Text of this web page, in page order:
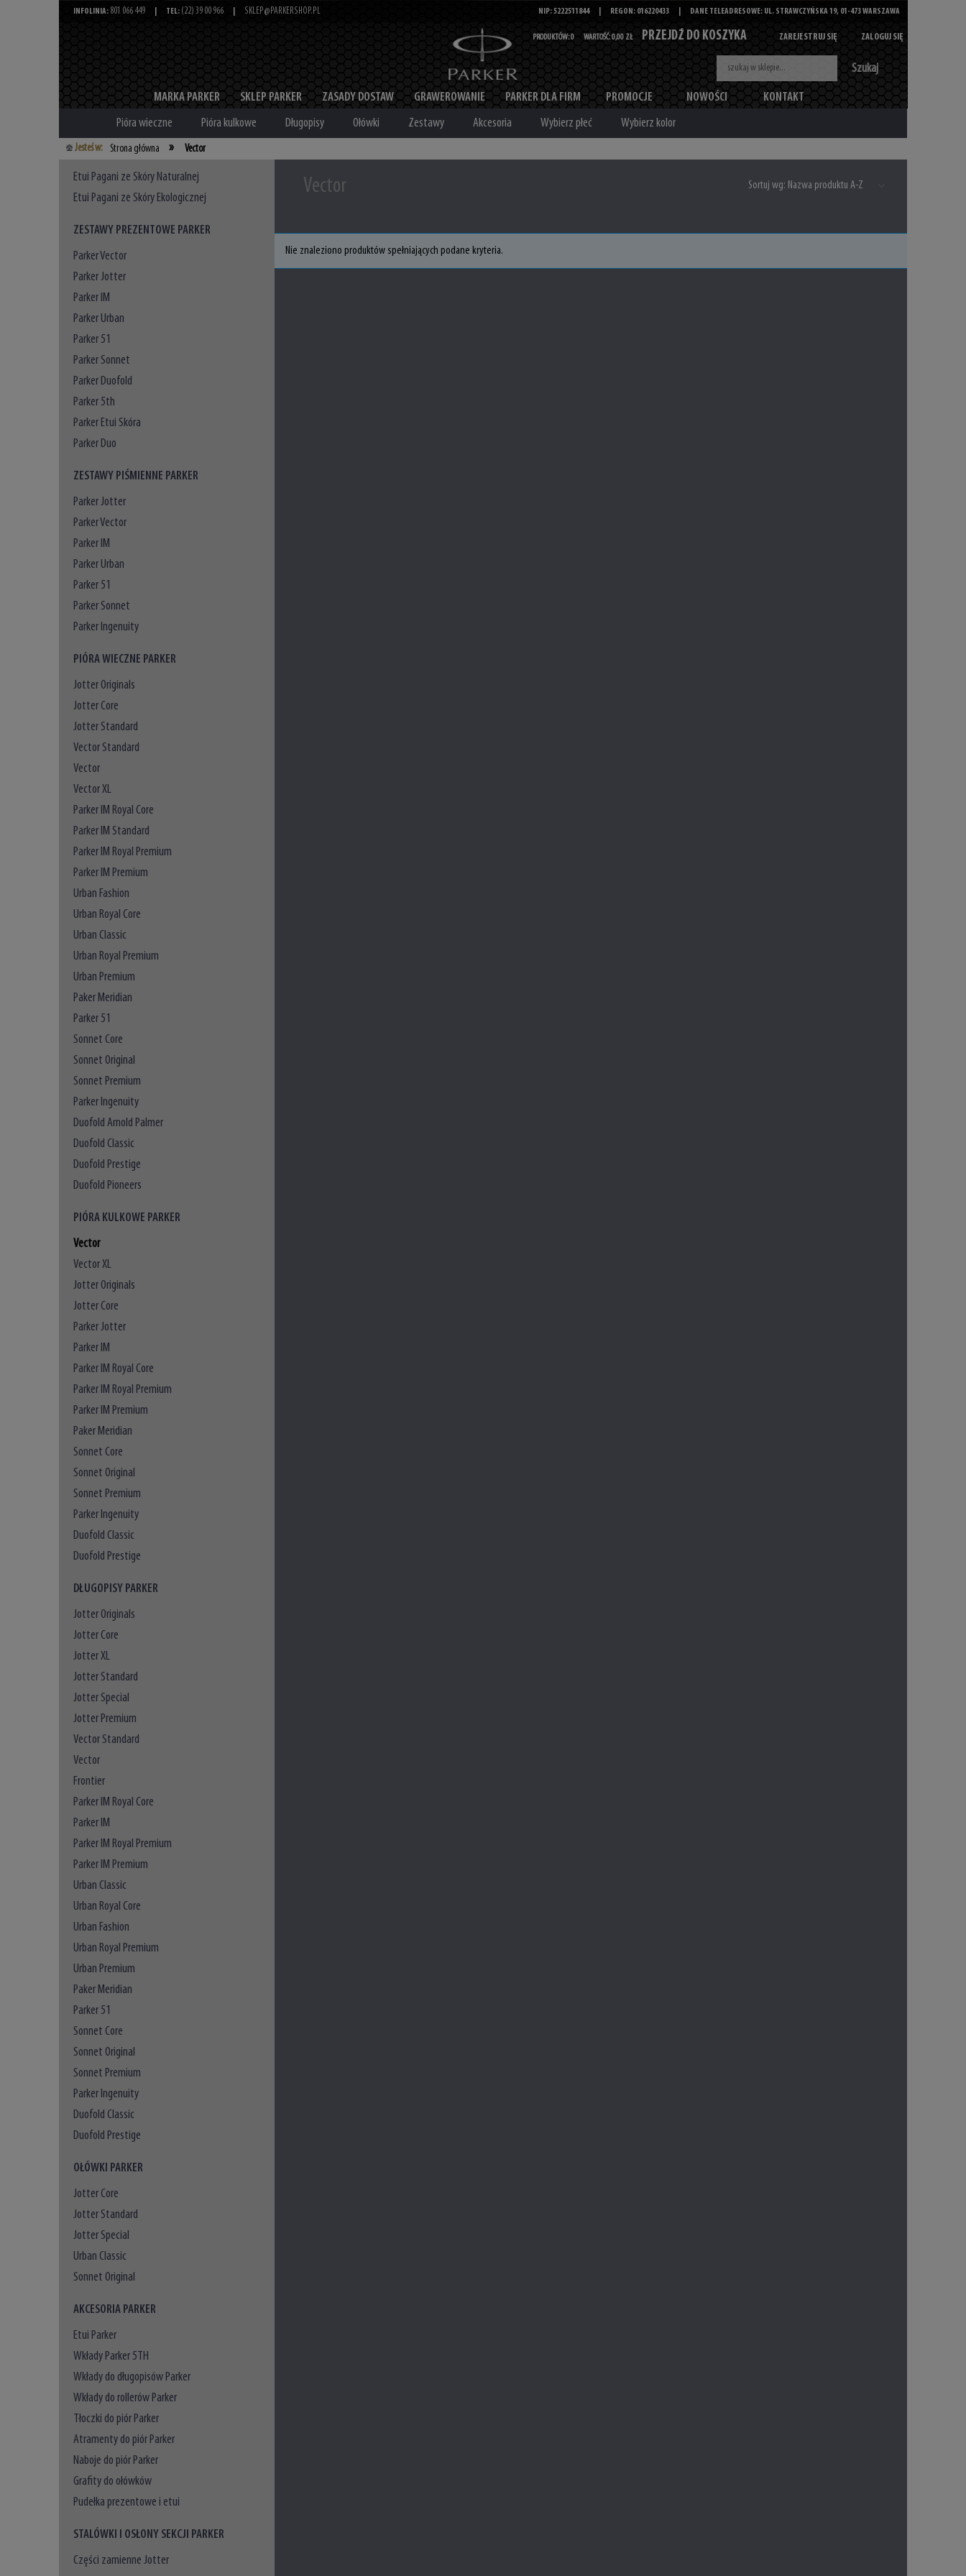
Szukaj
MARKA PARKER SKLEP PARKER ZASADY DOSTAW GRAWEROWANIE PARKER DLA FIRM PROMOCJE NOWOŚCI KONTAKT
ZAREJESTRUJ SIĘ ZALOGUJ SIĘ
PRODUKTÓW:0 WARTOŚĆ:0,00 ZŁ PRZEJDŹ DO KOSZYKA
INFOLINIA: 801 066 449 TEL: (22) 39 00 966 SKLEP@PARKERSHOP.PL NIP: 5222511844 REGON: 016220433 DANE TELEADRESOWE: UL. STRAWCZYŃSKA 19, 01-473 WARSZAWA
Pióra wieczne Pióra kulkowe Długopisy Ołówki Zestawy Akcesoria Wybierz płeć Wybierz kolor
Jesteś w: Strona główna » Vector
Etui Pagani ze Skóry Naturalnej
Etui Pagani ze Skóry Ekologicznej
ZESTAWY PREZENTOWE PARKER
Parker Vector
Parker Jotter
Parker IM
Parker Urban
Parker 51
Parker Sonnet
Parker Duofold
Parker 5th
Parker Etui Skóra
Parker Duo
ZESTAWY PIŚMIENNE PARKER
Parker Jotter
Parker Vector
Parker IM
Parker Urban
Parker 51
Parker Sonnet
Parker Ingenuity
PIÓRA WIECZNE PARKER
Jotter Originals
Jotter Core
Jotter Standard
Vector Standard
Vector
Vector XL
Parker IM Royal Core
Parker IM Standard
Parker IM Royal Premium
Parker IM Premium
Urban Fashion
Urban Royal Core
Urban Classic
Urban Royal Premium
Urban Premium
Paker Meridian
Parker 51
Sonnet Core
Sonnet Original
Sonnet Premium
Parker Ingenuity
Duofold Arnold Palmer
Duofold Classic
Duofold Prestige
Duofold Pioneers
PIÓRA KULKOWE PARKER
Vector
Vector XL
Jotter Originals
Jotter Core
Parker Jotter
Parker IM
Parker IM Royal Core
Parker IM Royal Premium
Parker IM Premium
Paker Meridian
Sonnet Core
Sonnet Original
Sonnet Premium
Parker Ingenuity
Duofold Classic
Duofold Prestige
DŁUGOPISY PARKER
Jotter Originals
Jotter Core
Jotter XL
Jotter Standard
Jotter Special
Jotter Premium
Vector Standard
Vector
Frontier
Parker IM Royal Core
Parker IM
Parker IM Royal Premium
Parker IM Premium
Urban Classic
Urban Royal Core
Urban Fashion
Urban Royal Premium
Urban Premium
Paker Meridian
Parker 51
Sonnet Core
Sonnet Original
Sonnet Premium
Parker Ingenuity
Duofold Classic
Duofold Prestige
OŁÓWKI PARKER
Jotter Core
Jotter Standard
Jotter Special
Urban Classic
Sonnet Original
AKCESORIA PARKER
Etui Parker
Wkłady Parker 5TH
Wkłady do długopisów Parker
Wkłady do rollerów Parker
Tłoczki do piór Parker
Atramenty do piór Parker
Naboje do piór Parker
Grafity do ołówków
Pudełka prezentowe i etui
STALÓWKI I OSŁONY SEKCJI PARKER
Części zamienne Jotter
Vector Sortuj wg: Nazwa produktu A-Z
Nie znaleziono produktów spełniających podane kryteria.